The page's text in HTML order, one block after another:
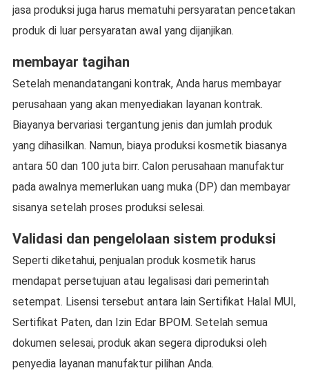
jasa produksi juga harus mematuhi persyaratan pencetakan
produk di luar persyaratan awal yang dijanjikan.
membayar tagihan
Setelah menandatangani kontrak, Anda harus membayar
perusahaan yang akan menyediakan layanan kontrak.
Biayanya bervariasi tergantung jenis dan jumlah produk
yang dihasilkan. Namun, biaya produksi kosmetik biasanya
antara 50 dan 100 juta birr. Calon perusahaan manufaktur
pada awalnya memerlukan uang muka (DP) dan membayar
sisanya setelah proses produksi selesai.
Validasi dan pengelolaan sistem produksi
Seperti diketahui, penjualan produk kosmetik harus
mendapat persetujuan atau legalisasi dari pemerintah
setempat. Lisensi tersebut antara lain Sertifikat Halal MUI,
Sertifikat Paten, dan Izin Edar BPOM. Setelah semua
dokumen selesai, produk akan segera diproduksi oleh
penyedia layanan manufaktur pilihan Anda.